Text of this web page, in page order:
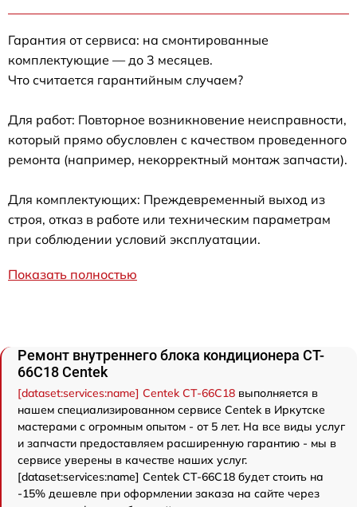
Гарантия от сервиса: на смонтированные
комплектующие — до 3 месяцев.
Что считается гарантийным случаем?
Для работ: Повторное возникновение неисправности,
который прямо обусловлен с качеством проведенного
ремонта (например, некорректный монтаж запчасти).
Для комплектующих: Преждевременный выход из
строя, отказ в работе или техническим параметрам
при соблюдении условий эксплуатации.
Показать полностью
Ремонт внутреннего блока кондиционера CT-
66C18 Centek
[dataset:services:name] Centek CT-66C18 выполняется в
нашем специализированном сервисе Centek в Иркутске
мастерами с огромным опытом - от 5 лет. На все виды услуг
и запчасти предоставляем расширенную гарантию - мы в
сервисе уверены в качестве наших услуг.
[dataset:services:name] Centek CT-66C18 будет стоить на
-15% дешевле при оформлении заказа на сайте через